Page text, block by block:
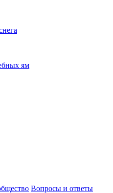
ям
Вопросы и ответы